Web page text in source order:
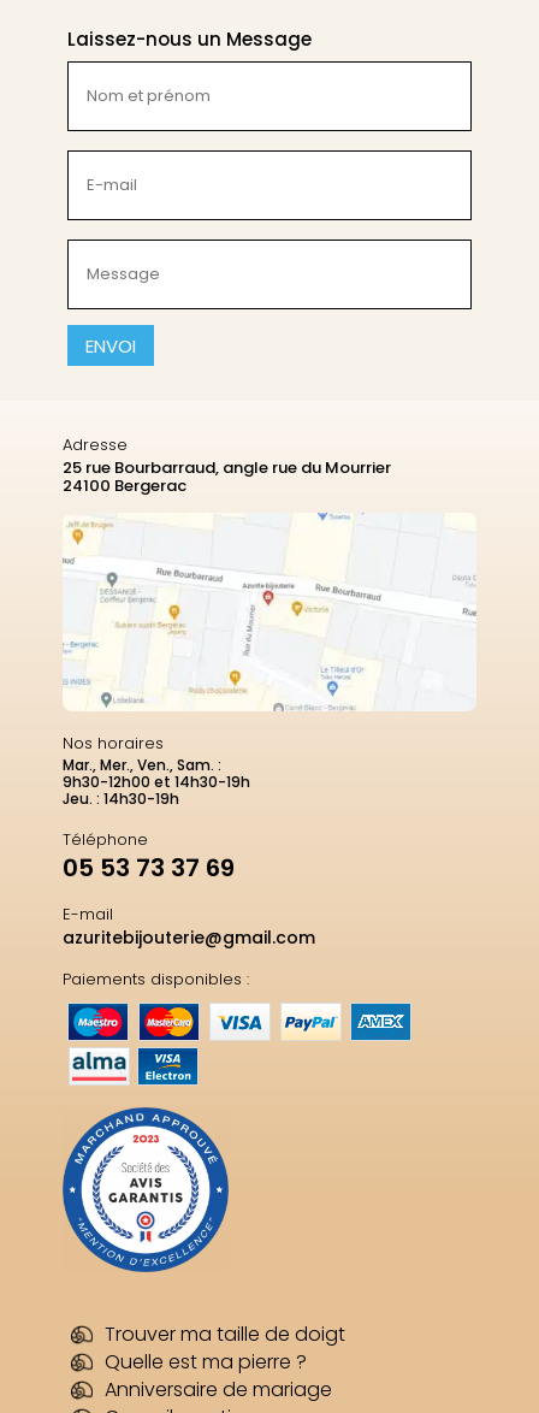
Laissez-nous un Message
et
prénom
(Nécessaire)
mail
(Nécessaire)
(Nécessaire)
CAPTCHA
Adresse
25 rue Bourbarraud, angle rue du Mourrier
24100 Bergerac
Nos horaires
Mar., Mer., Ven., Sam. :
9h30-12h00 et 14h30-19h
Jeu. : 14h30-19h
Téléphone
05 53 73 37 69
E-mail
azuritebijouterie@gmail.com
Paiements disponibles :
Trouver ma taille de doigt
Quelle est ma pierre ?
Anniversaire de mariage